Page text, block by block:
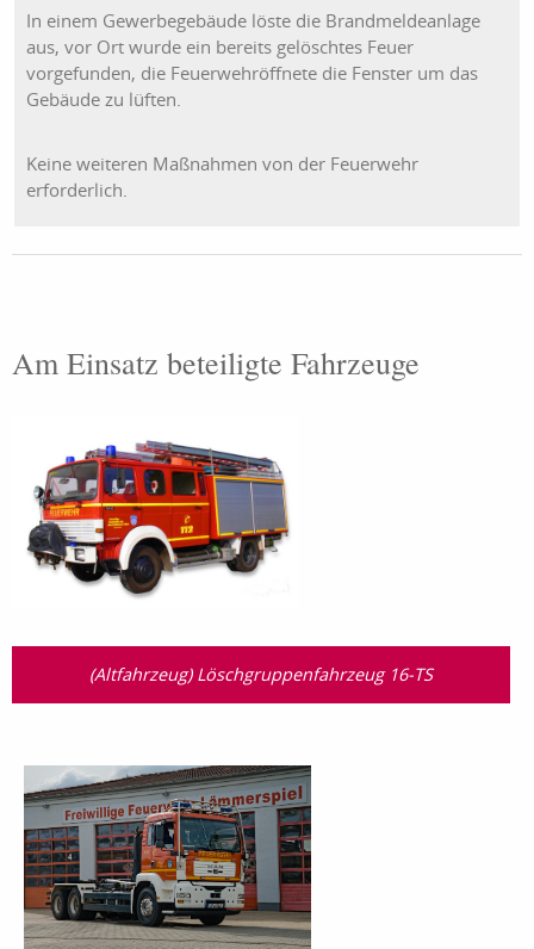
In einem Gewerbegebäude löste die Brandmeldeanlage
aus, vor Ort wurde ein bereits gelöschtes Feuer
vorgefunden, die Feuerwehröffnete die Fenster um das
Gebäude zu lüften.
Keine weiteren Maßnahmen von der Feuerwehr
erforderlich.
Am Einsatz beteiligte Fahrzeuge
(Altfahrzeug) Löschgruppenfahrzeug 16-TS